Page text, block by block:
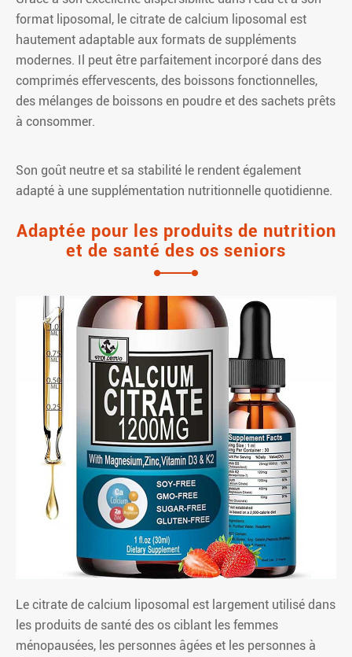
format liposomal, le citrate de calcium liposomal est
hautement adaptable aux formats de suppléments
modernes. Il peut être parfaitement incorporé dans des
comprimés effervescents, des boissons fonctionnelles,
des mélanges de boissons en poudre et des sachets prêts
à consommer.
Son goût neutre et sa stabilité le rendent également
adapté à une supplémentation nutritionnelle quotidienne.
Adaptée pour les produits de nutrition
et de santé des os seniors
Le citrate de calcium liposomal est largement utilisé dans
les produits de santé des os ciblant les femmes
ménopausées, les personnes âgées et les personnes à